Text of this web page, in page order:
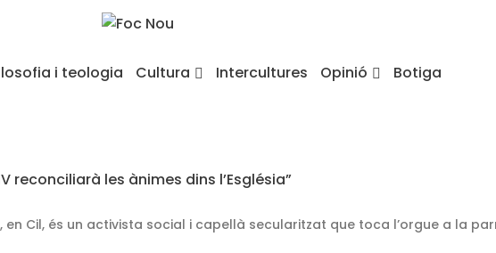
i teologia Cultura Intercultures Opinió Botiga
reconciliarà les ànimes dins l’Església”
en Cil, és un activista social i capellà secularitzat que toca l’orgue a la